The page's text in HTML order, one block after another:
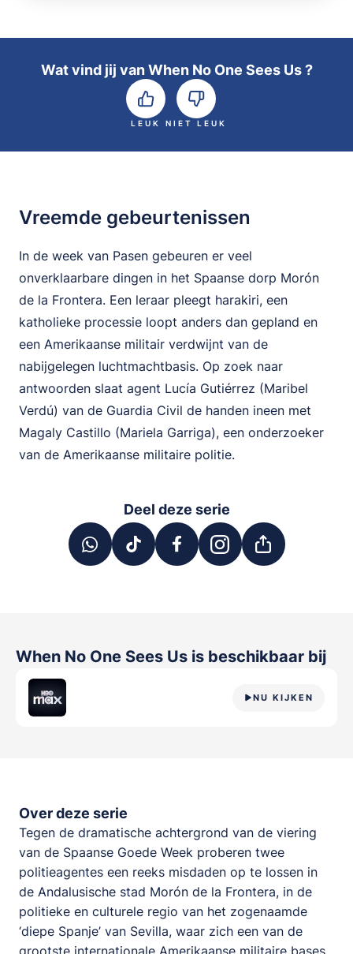
Wat vind jij van When No One Sees Us ?
LEUK NIET LEUK
Vreemde gebeurtenissen
In de week van Pasen gebeuren er veel
onverklaarbare dingen in het Spaanse dorp Morón
de la Frontera. Een leraar pleegt harakiri, een
katholieke processie loopt anders dan gepland en
een Amerikaanse militair verdwijnt van de
nabijgelegen luchtmachtbasis. Op zoek naar
antwoorden slaat agent Lucía Gutiérrez (Maribel
Verdú) van de Guardia Civil de handen ineen met
Magaly Castillo (Mariela Garriga), een onderzoeker
van de Amerikaanse militaire politie.
Deel deze serie
When No One Sees Us is beschikbaar bij
NU KIJKEN
Over deze serie
Tegen de dramatische achtergrond van de viering
van de Spaanse Goede Week proberen twee
politieagentes een reeks misdaden op te lossen in
de Andalusische stad Morón de la Frontera, in de
politieke en culturele regio van het zogenaamde
‘diepe Spanje’ van Sevilla, waar zich een van de
grootste internationale Amerikaanse militaire bases